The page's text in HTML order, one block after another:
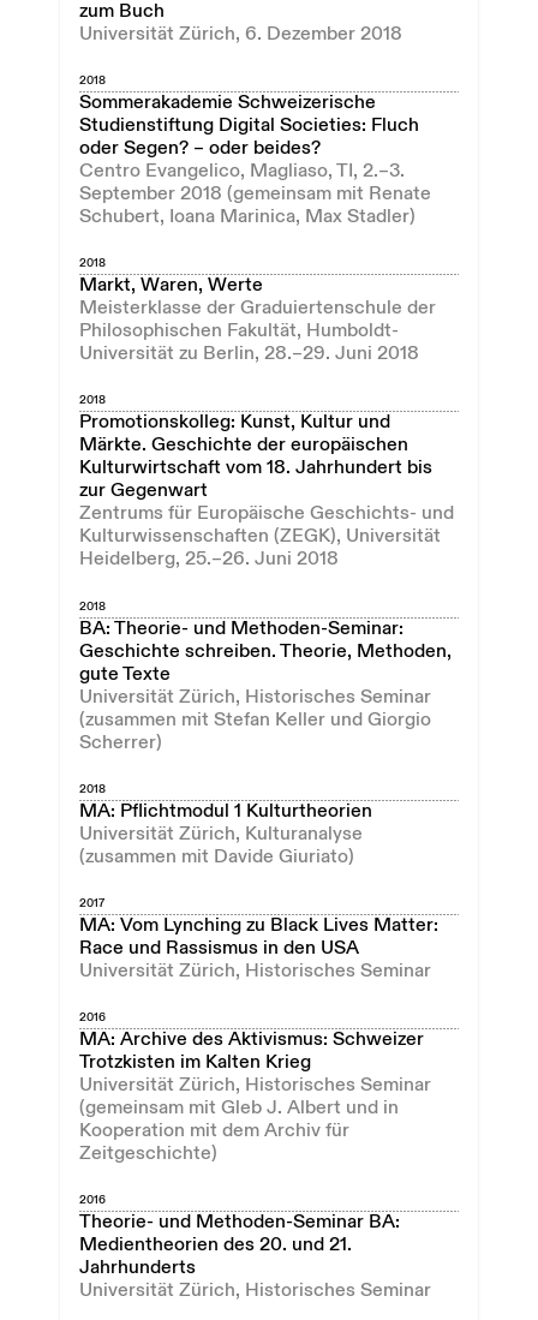
zum Buch
Universität Zürich, 6. Dezember 2018
2018
Sommerakademie Schweizerische
Studienstiftung Digital Societies: Fluch
oder Segen? – oder beides?
Centro Evangelico, Magliaso, TI, 2.–3.
September 2018 (gemeinsam mit Renate
Schubert, Ioana Marinica, Max Stadler)
2018
Markt, Waren, Werte
Meisterklasse der Graduiertenschule der
Philosophischen Fakultät, Humboldt-
Universität zu Berlin, 28.–29. Juni 2018
2018
Promotionskolleg: Kunst, Kultur und
Märkte. Geschichte der europäischen
Kulturwirtschaft vom 18. Jahrhundert bis
zur Gegenwart
Zentrums für Europäische Geschichts- und
Kulturwissenschaften (ZEGK), Universität
Heidelberg, 25.–26. Juni 2018
2018
BA: Theorie- und Methoden-Seminar:
Geschichte schreiben. Theorie, Methoden,
gute Texte
Universität Zürich, Historisches Seminar
(zusammen mit Stefan Keller und Giorgio
Scherrer)
2018
MA: Pflichtmodul 1 Kulturtheorien
Universität Zürich, Kulturanalyse
(zusammen mit Davide Giuriato)
2017
MA: Vom Lynching zu Black Lives Matter:
Race und Rassismus in den USA
Universität Zürich, Historisches Seminar
2016
MA: Archive des Aktivismus: Schweizer
Trotzkisten im Kalten Krieg
Universität Zürich, Historisches Seminar
(gemeinsam mit Gleb J. Albert und in
Kooperation mit dem Archiv für
Zeitgeschichte)
2016
Theorie- und Methoden-Seminar BA:
Medientheorien des 20. und 21.
Jahrhunderts
Universität Zürich, Historisches Seminar